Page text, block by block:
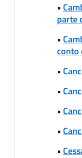
•
parte
•
conto
•
•
•
•
•